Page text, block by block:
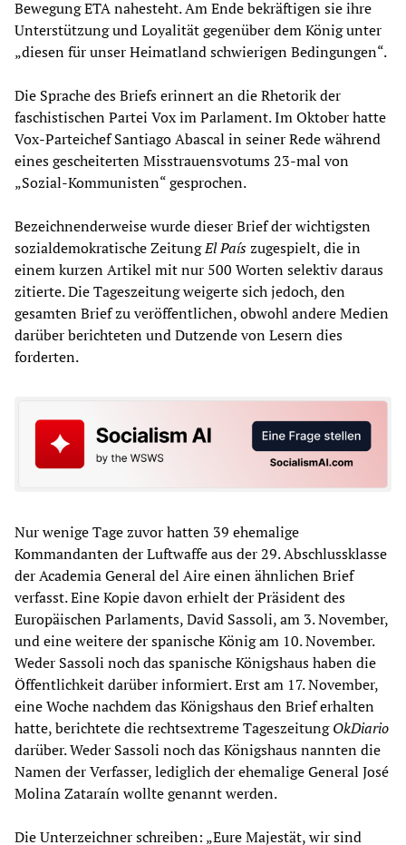
Bewegung ETA nahesteht. Am Ende bekräftigen sie ihre
Unterstützung und Loyalität gegenüber dem König unter
„diesen für unser Heimatland schwierigen Bedingungen“.
Die Sprache des Briefs erinnert an die Rhetorik der
faschistischen Partei Vox im Parlament. Im Oktober hatte
Vox-Parteichef Santiago Abascal in seiner Rede während
eines gescheiterten Misstrauensvotums 23-mal von
„Sozial-Kommunisten“ gesprochen.
Bezeichnenderweise wurde dieser Brief der wichtigsten
sozialdemokratische ZeitungEl Paíszugespielt, die in
einem kurzen Artikel mit nur 500 Worten selektiv daraus
zitierte. Die Tageszeitung weigerte sich jedoch, den
gesamten Brief zu veröffentlichen, obwohl andere Medien
darüber berichteten und Dutzende von Lesern dies
forderten.
Nur wenige Tage zuvor hatten 39 ehemalige
Kommandanten der Luftwaffe aus der 29. Abschlussklasse
der Academia General del Aire einen ähnlichen Brief
verfasst. Eine Kopie davon erhielt der Präsident des
Europäischen Parlaments, David Sassoli, am 3. November,
und eine weitere der spanische König am 10. November.
Weder Sassoli noch das spanische Königshaus haben die
Öffentlichkeit darüber informiert. Erst am 17. November,
eine Woche nachdem das Königshaus den Brief erhalten
hatte, berichtete die rechtsextreme TageszeitungOkDiario
darüber. Weder Sassoli noch das Königshaus nannten die
Namen der Verfasser, lediglich der ehemalige General José
Molina Zataraín wollte genannt werden.
Die Unterzeichner schreiben: „Eure Majestät, wir sind